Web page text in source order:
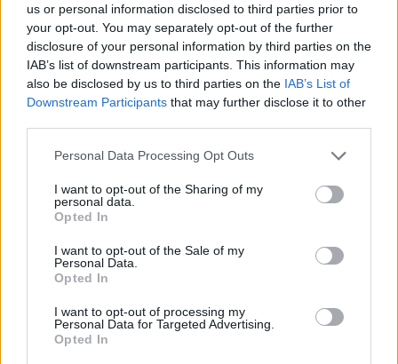
us or personal information disclosed to third parties prior to
your opt-out. You may separately opt-out of the further
disclosure of your personal information by third parties on the
IAB’s list of downstream participants. This information may
also be disclosed by us to third parties on the IAB’s List of
Downstream Participants that may further disclose it to other
Personal Data Processing Opt Outs
I want to opt-out of the Sharing of my
personal data.
Opted In
I want to opt-out of the Sale of my
Personal Data.
Opted In
I want to opt-out of processing my
Personal Data for Targeted Advertising.
Opted In